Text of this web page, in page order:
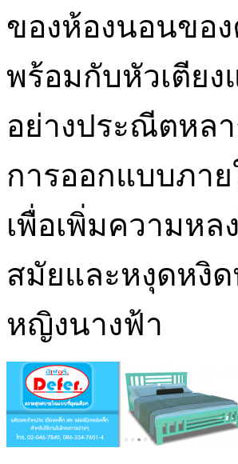
ของห้องนอนขอ
พร้อมกับหัวเตียง
อย่างประณีตหล
การออกแบบภา
เพื่อเพิ่มความห
สมัยและหงุดหงิ
หญิงนางฟ้า